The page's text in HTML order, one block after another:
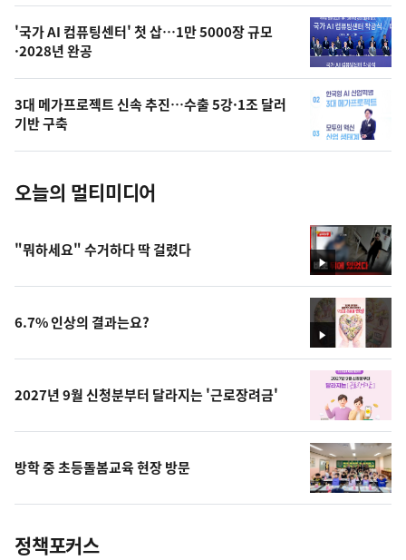
오
늘
의
사
진
'국가 AI 컴퓨팅센터' 첫 삽…1만 5000장 규모
·2028년 완공
3대 메가프로젝트 신속 추진…수출 5강·1조 달러
기반 구축
오늘의 멀티미디어
영
상
"뭐하세요" 수거하다 딱 걸렸다
영
상
6.7% 인상의 결과는요?
2027년 9월 신청분부터 달라지는 '근로장려금'
방학 중 초등돌봄교육 현장 방문
정책포커스